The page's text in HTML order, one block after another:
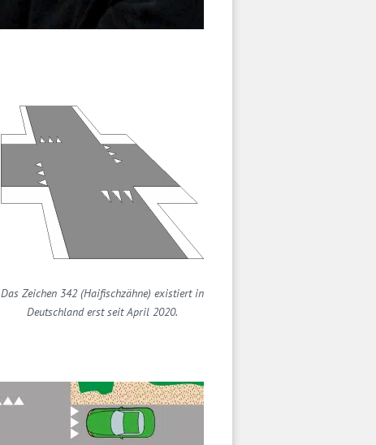
Das Zeichen 342 (Haifischzähne) existiert in
Deutschland erst seit April 2020.